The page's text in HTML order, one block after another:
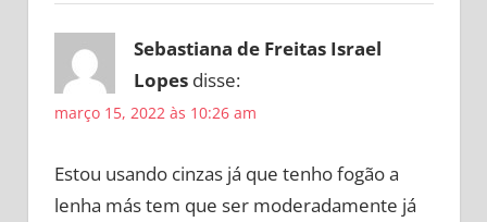
Sebastiana de Freitas Israel
Lopes disse:
março 15, 2022 às 10:26 am
Estou usando cinzas já que tenho fogão a
lenha más tem que ser moderadamente já